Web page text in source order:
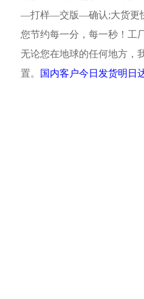
—打样—交版—确认;大货更
您节约每一分，每一秒！工
无论您在地球的任何地方，
置。
国内客户今日发货明日